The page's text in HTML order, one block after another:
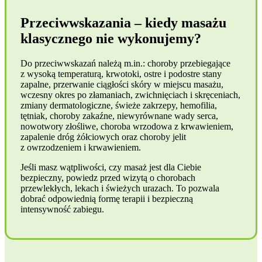
Przeciwwskazania – kiedy masażu
klasycznego nie wykonujemy?
Do przeciwwskazań należą m.in.: choroby przebiegające
z wysoką temperaturą, krwotoki, ostre i podostre stany
zapalne, przerwanie ciągłości skóry w miejscu masażu,
wczesny okres po złamaniach, zwichnięciach i skręceniach,
zmiany dermatologiczne, świeże zakrzepy, hemofilia,
tętniak, choroby zakaźne, niewyrównane wady serca,
nowotwory złośliwe, choroba wrzodowa z krwawieniem,
zapalenie dróg żółciowych oraz choroby jelit
z owrzodzeniem i krwawieniem.
Jeśli masz wątpliwości, czy masaż jest dla Ciebie
bezpieczny, powiedz przed wizytą o chorobach
przewlekłych, lekach i świeżych urazach. To pozwala
dobrać odpowiednią formę terapii i bezpieczną
intensywność zabiegu.